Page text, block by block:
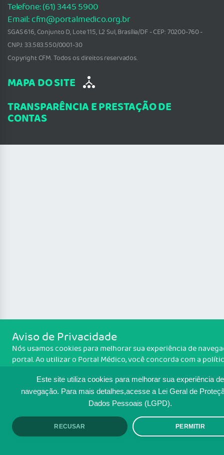
Este site utiliza cookies para melhorar sua experiência de
navegação. Para mais detalhes,acesse a Lei Geral de
Dados Pessoais (LGPD).
RECUSAR PERMITIR
Telefone: (61) 3445 5900
Email: cfm@portalmedico.org.br
SGAS 616, Conjunto D, Lote 115, L2 Sul, Brasília/DF - CEP: 70200-760 -
CNPJ: 33.583.550/0001-30
Copyright CFM. Todos os direitos reservados.
MAPA DO SITE
TRANSPARÊNCIA E PRESTAÇÃO DE
CONTAS
Aviso de Privacidade
Nós usamos cookies para melhorar sua experiência de
portal. Ao utilizar o Portal Médico, você concorda com a
isso é feito, acessePolítica de cookies. Se você concorda,
ACEITO.
ACEITO